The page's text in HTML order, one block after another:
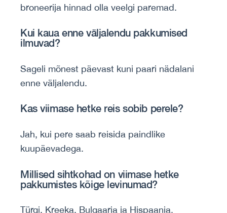
broneerija hinnad olla veelgi paremad.
Kui kaua enne väljalendu pakkumised
ilmuvad?
Sageli mõnest päevast kuni paari nädalani
enne väljalendu.
Kas viimase hetke reis sobib perele?
Jah, kui pere saab reisida paindlike
kuupäevadega.
Millised sihtkohad on viimase hetke
pakkumistes kõige levinumad?
Türgi, Kreeka, Bulgaaria ja Hispaania.